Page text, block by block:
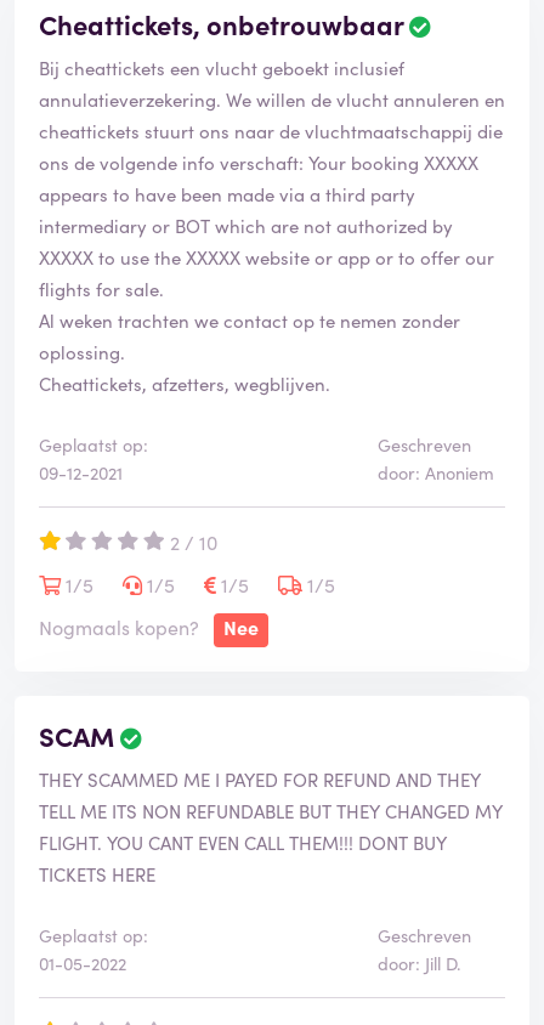
Cheattickets, onbetrouwbaar
Bij cheattickets een vlucht geboekt inclusief
annulatieverzekering. We willen de vlucht annuleren en
cheattickets stuurt ons naar de vluchtmaatschappij die
ons de volgende info verschaft: Your booking XXXXX
appears to have been made via a third party
intermediary or BOT which are not authorized by
XXXXX to use the XXXXX website or app or to offer our
flights for sale.
Al weken trachten we contact op te nemen zonder
oplossing.
Cheattickets, afzetters, wegblijven.
Geplaatst op:
09-12-2021
Geschreven
door: Anoniem
2 / 10
1/5
1/5 1/5
1/5
Nogmaals kopen?
Nee
SCAM
THEY SCAMMED ME I PAYED FOR REFUND AND THEY
TELL ME ITS NON REFUNDABLE BUT THEY CHANGED MY
FLIGHT. YOU CANT EVEN CALL THEM!!! DONT BUY
TICKETS HERE
Geplaatst op:
01-05-2022
Geschreven
door: Jill D.